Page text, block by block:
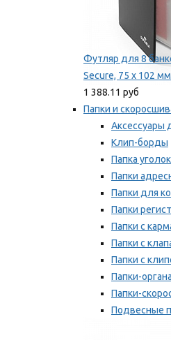
Футляр для 8
Secure, 75 х 102 мм
1 388.11 руб
Папки и
Аксессуары
Клип-борды
Папка уголок
Папки
Папки для
Папки
Папки с
Папки с
Папки с
Папки-
Папки-
Подвесные